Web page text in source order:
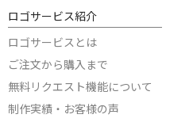
ロゴサービス紹介
ロゴサービスとは
ご注文から購入まで
無料リクエスト機能について
制作実績・お客様の声